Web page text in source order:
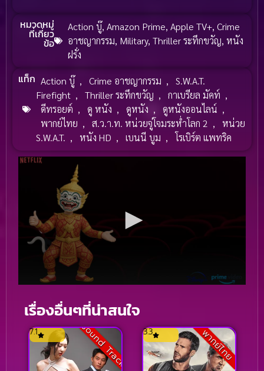
หมวดหมู่
ที่เกี่ยว
ข้อ
Action บู๊, Amazon Prime, Apple TV+, Crime
อาชญากรรม, Military, Thriller ระทึกขวัญ, หนัง
ฝรั่ง
แท็ก Action บู๊ , Crime อาชญากรรม ,
S.W.A.T.
Firefight , Thriller ระทึกขวัญ , กาเบรียล มัคท์ ,
ดีทรอยต์ , ดู หนัง , ดูหนัง , ดูหนังออนไลน์ ,
พากย์ไทย , ส.ว.า.ท. หน่วยจู่โจมระห่ำโลก 2 ,
หน่วย
S.W.A.T. , หนัง HD , เบนนี บูม , โรเบิร์ต แพทริค
เรื่องอื่นๆที่น่าสนใจ
Sound Track
7.1 พากย์ไทย
3.3